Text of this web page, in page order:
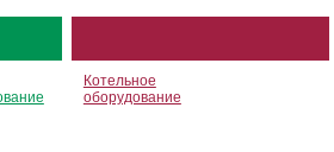
Котельное
оборудование